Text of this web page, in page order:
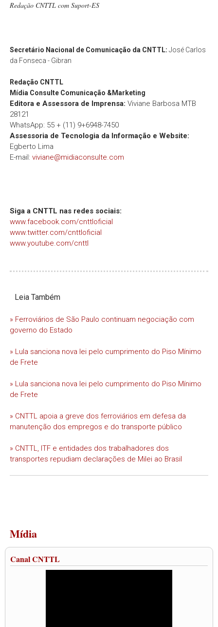
Redação CNTTL com Suport-ES
Secretário Nacional de Comunicação da CNTTL: José Carlos
da Fonseca - Gibran
Redação CNTTL
Mídia Consulte Comunicação &Marketing
Editora e Assessora de Imprensa: Viviane Barbosa MTB
28121
WhatsApp: 55 + (11) 9+6948-7450
Assessoria de Tecnologia da Informação e Website:
Egberto Lima
E-mail: viviane@midiaconsulte.com
Siga a CNTTL nas redes sociais:
www.facebook.com/cnttloficial
www.twitter.com/cnttloficial
www.youtube.com/cnttl
Leia Também
» Ferroviários de São Paulo continuam negociação com
governo do Estado
» Lula sanciona nova lei pelo cumprimento do Piso Mínimo
de Frete
» Lula sanciona nova lei pelo cumprimento do Piso Mínimo
de Frete
» CNTTL apoia a greve dos ferroviários em defesa da
manutenção dos empregos e do transporte público
» CNTTL, ITF e entidades dos trabalhadores dos
transportes repudiam declarações de Milei ao Brasil
Mídia
Canal CNTTL